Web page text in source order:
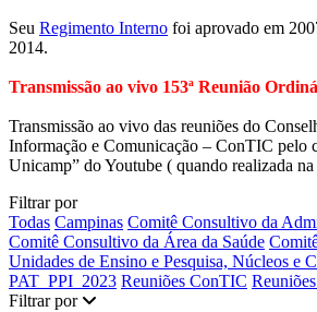
Seu Regimento Interno foi aprovado em
2014.
Transmissão ao vivo 153ª Reunião
Transmissão ao vivo das reuniões do
Informação e Comunicação – ConTIC pelo
Unicamp” do Youtube ( quando realizada
Filtrar por
Todas Filtrar por categoria:
Campinas Filtrar por categoria:
Comitê Consultivo da
Comitê Consultivo da Área da Saúde Filtrar
Unidades de Ensino e Pesquisa, Núcleos e
PAT_PPI_2023 Filtrar por categoria:
Reuniões ConTIC Filtrar
Filtrar por